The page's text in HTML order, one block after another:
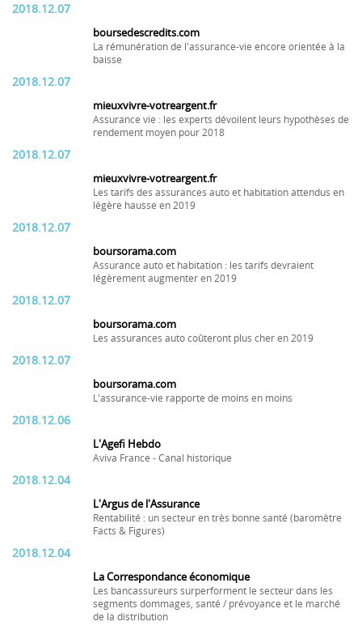
2018.12.07
boursedescredits.com
La rémunération de l'assurance-vie encore orientée à la
baisse
2018.12.07
mieuxvivre-votreargent.fr
Assurance vie : les experts dévoilent leurs hypothèses de
rendement moyen pour 2018
2018.12.07
mieuxvivre-votreargent.fr
Les tarifs des assurances auto et habitation attendus en
légère hausse en 2019
2018.12.07
boursorama.com
Assurance auto et habitation : les tarifs devraient
légèrement augmenter en 2019
2018.12.07
boursorama.com
Les assurances auto coûteront plus cher en 2019
2018.12.07
boursorama.com
L'assurance-vie rapporte de moins en moins
2018.12.06
L'Agefi Hebdo
Aviva France - Canal historique
2018.12.04
L'Argus de l'Assurance
Rentabilité : un secteur en très bonne santé (baromètre
Facts & Figures)
2018.12.04
La Correspondance économique
Les bancassureurs surperforment le secteur dans les
segments dommages, santé / prévoyance et le marché
de la distribution